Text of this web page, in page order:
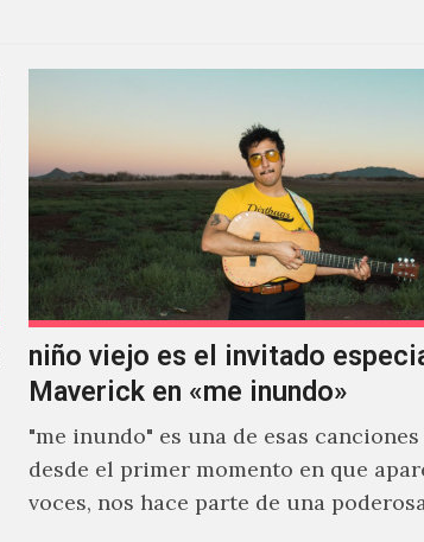
niño viejo es el invitado
Maverick en «me inundo»
"me inundo" es una de esas canciones
desde el primer momento en que
voces, nos hace parte de una